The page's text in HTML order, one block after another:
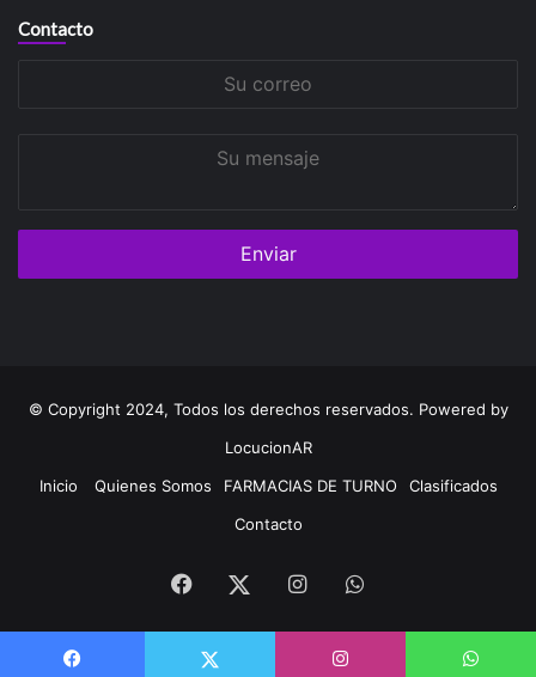
Contacto
© Copyright 2024, Todos los derechos reservados. Powered by
LocucionAR
Inicio
Quienes Somos FARMACIAS DE TURNO
Clasificados
Contacto
Facebook
TwitterInstagramWhatsapp